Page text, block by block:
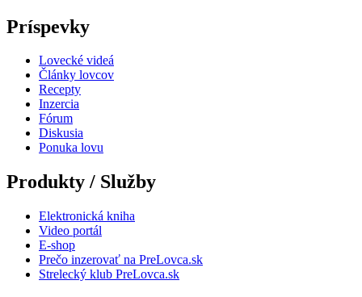
Príspevky
Lovecké videá
Články lovcov
Recepty
Inzercia
Fórum
Diskusia
Ponuka lovu
Produkty / Služby
Elektronická kniha
Video portál
E-shop
Prečo inzerovať na PreLovca.sk
Strelecký klub PreLovca.sk